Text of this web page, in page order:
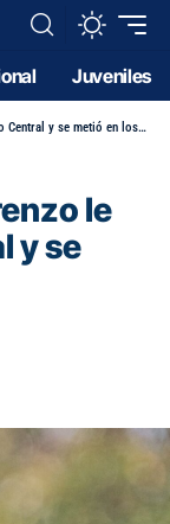
Juveniles
y se metió en los octavos
le
y se